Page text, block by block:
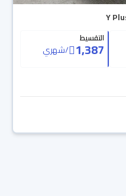
التقسيط
1,387
/شهري